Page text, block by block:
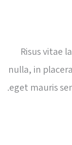
Risus vitae
nulla, in
eget mauris